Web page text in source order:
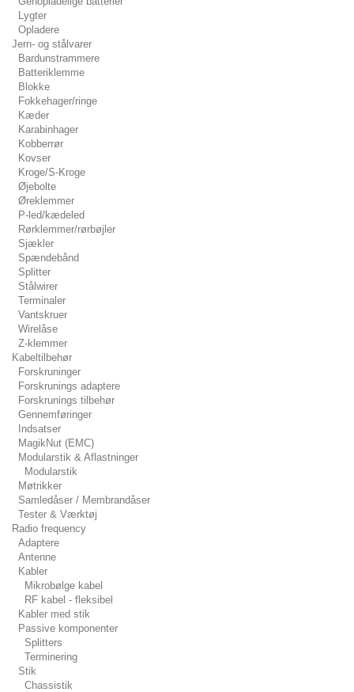
Lygter
Opladere
Jern- og stålvarer
Bardunstrammere
Batteriklemme
Blokke
Fokkehager/ringe
Kæder
Karabinhager
Kobberrør
Kovser
Kroge/S-Kroge
Øjebolte
Øreklemmer
P-led/kædeled
Rørklemmer/rørbøjler
Sjækler
Spændebånd
Splitter
Stålwirer
Terminaler
Vantskruer
Wirelåse
Z-klemmer
Kabeltilbehør
Forskruninger
Forskrunings adaptere
Forskrunings tilbehør
Gennemføringer
Indsatser
MagikNut (EMC)
Modularstik & Aflastninger
Modularstik
Møtrikker
Samledåser / Membrandåser
Tester & Værktøj
Radio frequency
Adaptere
Antenne
Kabler
Mikrobølge kabel
RF kabel - fleksibel
Kabler med stik
Passive komponenter
Splitters
Terminering
Stik
Chassistik